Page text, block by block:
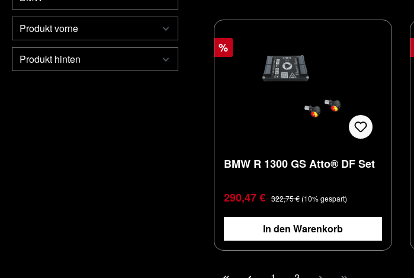
Produkt vorne
Produkt hinten
%
BMW R 1300 GS Atto® DF Set
Verkaufspreis:
290,47 € Regulärer Preis:
322,75 € (10% gespart)
In den Warenkorb